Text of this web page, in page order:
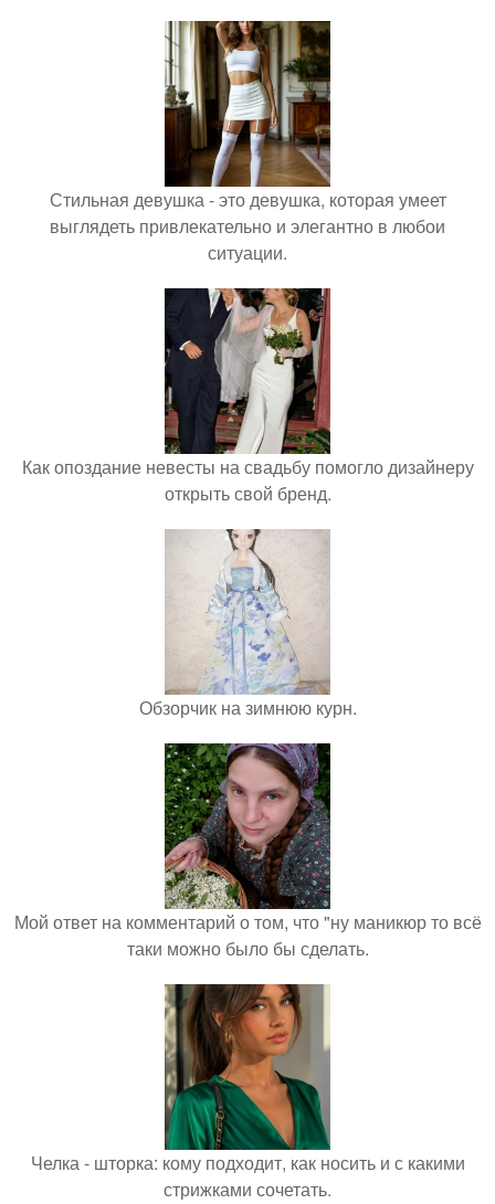
Стильная девушка - это девушка, которая умеет
выглядеть привлекательно и элегантно в любои
ситуации.
Как опоздание невесты на свадьбу помогло дизайнеру
открыть свой бренд.
Обзорчик на зимнюю курн.
Мой ответ на комментарий о том, что "ну маникюр то всё
таки можно было бы сделать.
Челка - шторка: кому подходит, как носить и с какими
стрижками сочетать.